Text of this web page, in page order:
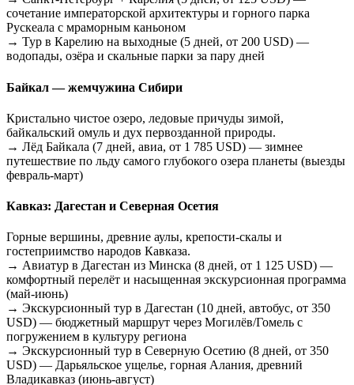
сочетание императорской архитектуры и горного парка
Рускеала с мраморным каньоном
→ Тур в Карелию на выходные (5 дней, от 200 USD) —
водопады, озёра и скальные парки за пару дней
Байкал — жемчужина Сибири
Кристально чистое озеро, ледовые причуды зимой,
байкальский омуль и дух первозданной природы.
→ Лёд Байкала (7 дней, авиа, от 1 785 USD) — зимнее
путешествие по льду самого глубокого озера планеты (выезды
февраль-март)
Кавказ: Дагестан и Северная Осетия
Горные вершины, древние аулы, крепости-скалы и
гостеприимство народов Кавказа.
→ Авиатур в Дагестан из Минска (8 дней, от 1 125 USD) —
комфортный перелёт и насыщенная экскурсионная программа
(май-июнь)
→ Экскурсионный тур в Дагестан (10 дней, автобус, от 350
USD) — бюджетный маршрут через Могилёв/Гомель с
погружением в культуру региона
→ Экскурсионный тур в Северную Осетию (8 дней, от 350
USD) — Дарьяльское ущелье, горная Алания, древний
Владикавказ (июнь-август)